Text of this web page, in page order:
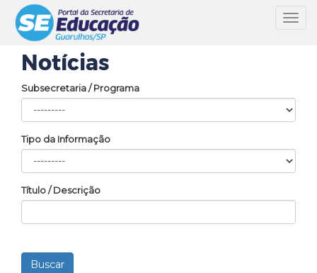
Notícias
Subsecretaria / Programa
Tipo da Informação
Título / Descrição